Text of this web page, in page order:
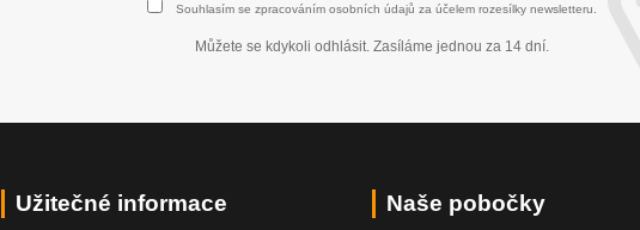
Souhlasím se zpracováním osobních údajů za účelem rozesílky newsletteru.
Můžete se kdykoli odhlásit. Zasíláme jednou za 14 dní.
Užitečné informace Naše pobočky